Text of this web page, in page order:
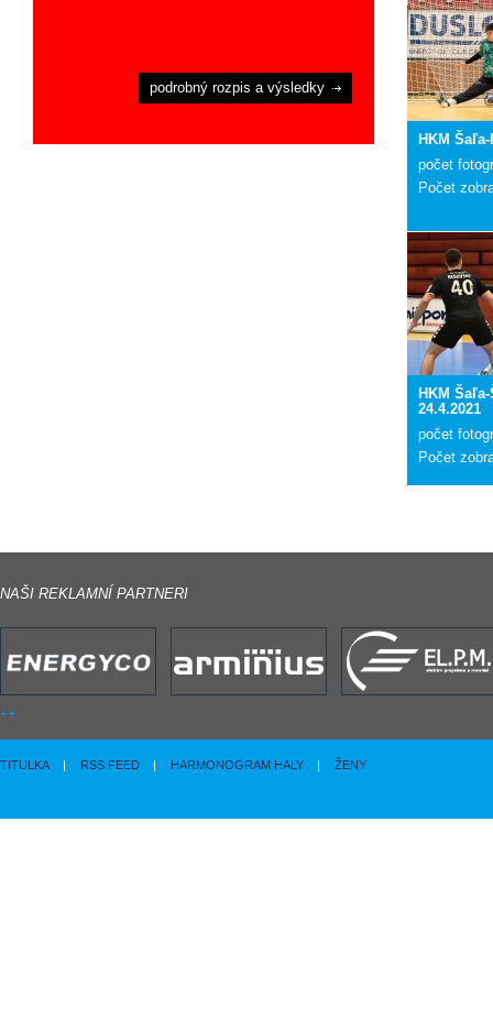
HKM
počet
Počet
HKM
24.4.2021
počet
Počet
podrobný rozpis a výsledky
NAŠI REKLAMNÍ PARTNERI
TITULKA | RSS FEED | HARMONOGRAM HALY | ŽENY